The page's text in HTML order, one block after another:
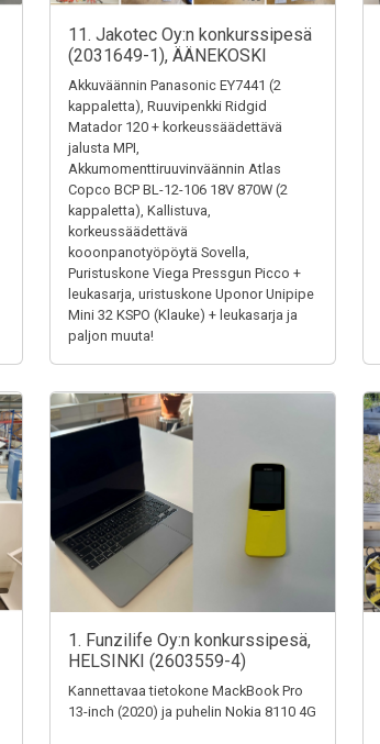
11. Jakotec Oy:n konkurssipesä
(2031649-1), ÄÄNEKOSKI
Akkuväännin Panasonic EY7441 (2
kappaletta), Ruuvipenkki Ridgid
Matador 120 + korkeussäädettävä
jalusta MPI,
Akkumomenttiruuvinväännin Atlas
Copco BCP BL-12-106 18V 870W (2
kappaletta), Kallistuva,
korkeussäädettävä
kooonpanotyöpöytä Sovella,
Puristuskone Viega Pressgun Picco +
leukasarja, uristuskone Uponor Unipipe
Mini 32 KSPO (Klauke) + leukasarja ja
paljon muuta!
1. Funzilife Oy:n konkurssipesä,
HELSINKI (2603559-4)
Kannettavaa tietokone MackBook Pro
13-inch (2020) ja puhelin Nokia 8110 4G